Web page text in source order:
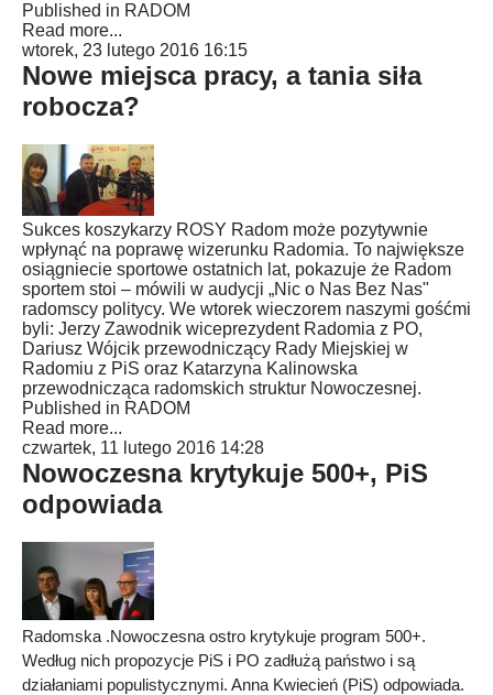
Published in RADOM
Read more...
wtorek, 23 lutego 2016 16:15
Nowe miejsca pracy, a tania siła
robocza?
Sukces koszykarzy ROSY Radom może pozytywnie
wpłynąć na poprawę wizerunku Radomia. To największe
osiągniecie sportowe ostatnich lat, pokazuje że Radom
sportem stoi – mówili w audycji „Nic o Nas Bez Nas"
radomscy politycy. We wtorek wieczorem naszymi gośćmi
byli: Jerzy Zawodnik wiceprezydent Radomia z PO,
Dariusz Wójcik przewodniczący Rady Miejskiej w
Radomiu z PiS oraz Katarzyna Kalinowska
przewodnicząca radomskich struktur Nowoczesnej.
Published in RADOM
Read more...
czwartek, 11 lutego 2016 14:28
Nowoczesna krytykuje 500+, PiS
odpowiada
Radomska .Nowoczesna ostro krytykuje program 500+.
Według nich propozycje PiS i PO zadłużą państwo i są
działaniami populistycznymi. Anna Kwiecień (PiS) odpowiada.